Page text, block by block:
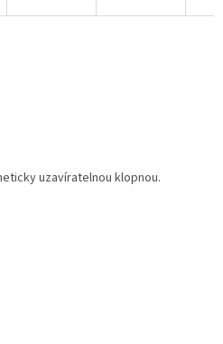
uzavíratelnou klopnou.